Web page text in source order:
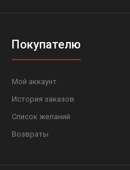
Покупателю
Мой аккаунт
История заказов
Список желаний
Возвраты